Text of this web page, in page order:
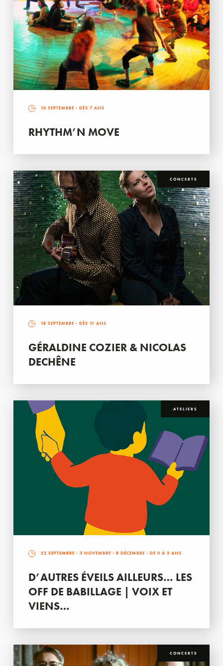
10 SEPTEMBRE - DÈS 7 ANS
RHYTHM’N MOVE
CONCERTS
18 SEPTEMBRE - DÈS 11 ANS
GÉRALDINE COZIER & NICOLAS
DECHÊNE
ATELIERS
22 SEPTEMBRE - 3 NOVEMBRE - 8 DÉCEMBRE - DE 0 À 3 ANS
D’AUTRES ÉVEILS AILLEURS… LES
OFF DE BABILLAGE | VOIX ET
VIENS…
CONCERTS